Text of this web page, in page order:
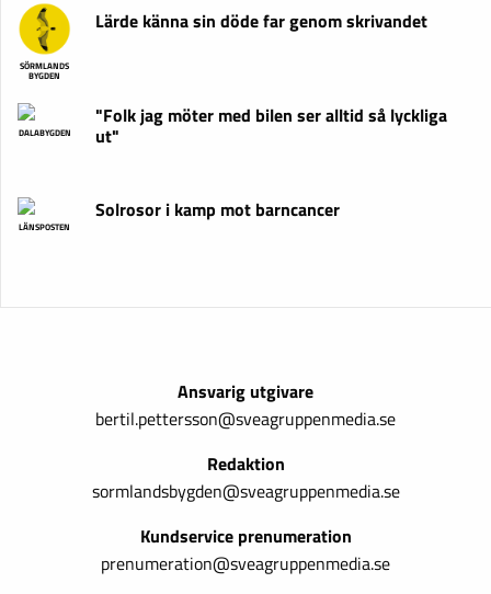
SÖRMLANDS
BYGDEN
Lärde känna sin döde far genom skrivandet
DALABYGDEN
"Folk jag möter med bilen ser alltid så lyckliga
ut"
LÄNSPOSTEN
Solrosor i kamp mot barncancer
Ansvarig utgivare
bertil.pettersson@sveagruppenmedia.se
Redaktion
sormlandsbygden@sveagruppenmedia.se
Kundservice prenumeration
prenumeration@sveagruppenmedia.se